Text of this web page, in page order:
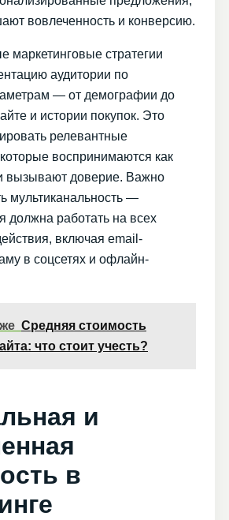
вовлеченность и конверсию.
маркетинговые стратегии
аудитории по
— от демографии до
и истории покупок. Это
релевантные
воспринимаются как
вызывают доверие. Важно
мультиканальность —
должна работать на всех
включая email-
в соцсетях и офлайн-
Средняя стоимость
что стоит учесть?
и
в